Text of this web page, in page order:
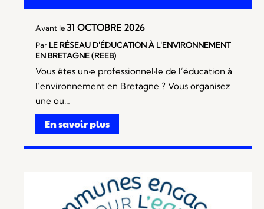
Avant le31 OCTOBRE 2026
Par LE RÉSEAU D'ÉDUCATION À L'ENVIRONNEMENT
EN BRETAGNE (REEB)
Vous êtes un·e professionnel·le de l’éducation à
l’environnement en Bretagne ? Vous organisez
une ou…
En savoir plus